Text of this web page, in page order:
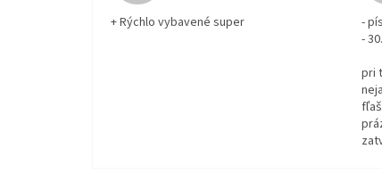
+ Rýchlo vybavené super
-
-
pri